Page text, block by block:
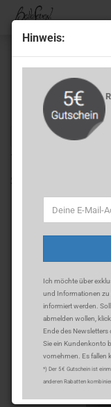
Hin­weis:
Ich möchte über
und Informationen zu
informiert werden.
abmelden wollen,
Ende des Newsletters
Sie ein Kundenkonto
vornehmen. Es fallen
*) Der 5€ Gutschein ist
anderen Rabatten
« zurück
Strumpf­ho­se 60